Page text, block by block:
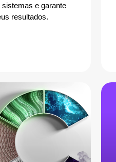
e garante
resultados.